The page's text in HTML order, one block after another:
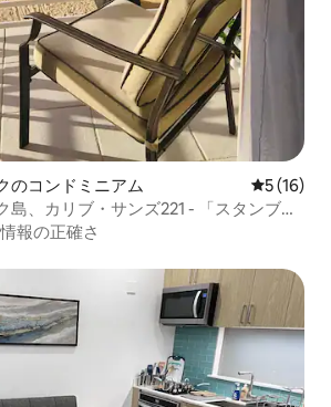
のコンドミニアム レビュー
5 (16)
島、カリブ・サンズ221 - 「スタンブ
情報の正確さ